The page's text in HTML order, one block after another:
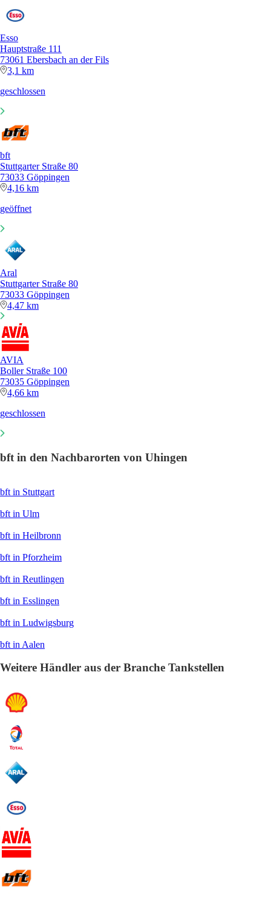
Esso
Hauptstraße 111
73061 Ebersbach an der Fils
3,1 km
geschlossen
bft
Stuttgarter Straße 80
73033 Göppingen
4,16 km
geöffnet
Aral
Stuttgarter Straße 80
73033 Göppingen
4,47 km
AVIA
Boller Straße 100
73035 Göppingen
4,66 km
geschlossen
bft in den Nachbarorten von Uhingen
bft in Stuttgart
bft in Ulm
bft in Heilbronn
bft in Pforzheim
bft in Reutlingen
bft in Esslingen
bft in Ludwigsburg
bft in Aalen
Weitere Händler aus der Branche Tankstellen